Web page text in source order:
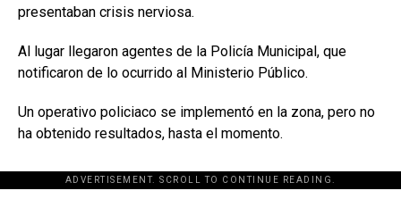
presentaban crisis nerviosa.
Al lugar llegaron agentes de la Policía Municipal, que
notificaron de lo ocurrido al Ministerio Público.
Un operativo policiaco se implementó en la zona, pero no
ha obtenido resultados, hasta el momento.
ADVERTISEMENT. SCROLL TO CONTINUE READING.
[adsforwp id="243463"]